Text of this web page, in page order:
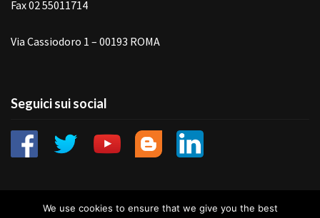
Fax 02 55011714
Via Cassiodoro 1 – 00193 ROMA
Seguici sui social
We use cookies to ensure that we give you the best